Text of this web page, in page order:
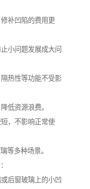
补凹陷的费用更
小问题发展成大问
热性等功能不受影
低资源浪费。
，不影响正常使
等多种场景。
后窗玻璃上的小凹